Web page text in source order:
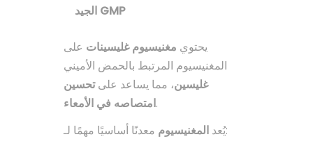
الجيد GMP
يحتوي مغنيسيوم غليسينات على
المغنيسيوم المرتبط بالحمض الأميني
غليسين، مما يساعد علىتحسين
امتصاصه في الأمعاء.
يُعد المغنيسيوم
معدنًا أساسيًا مهمًا لـ: